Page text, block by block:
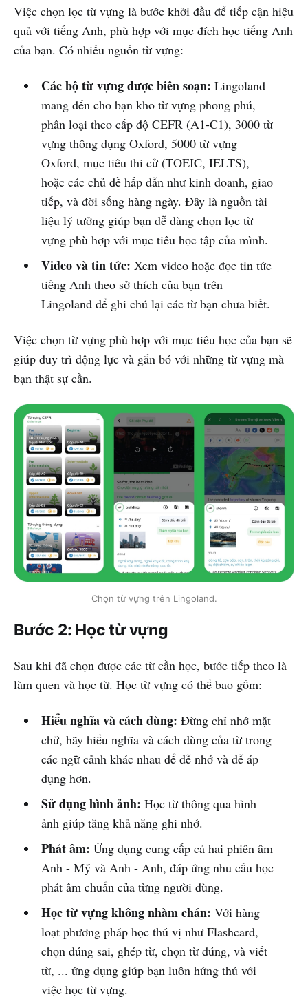
Việc chọn lọc từ vựng là bước khởi đầu để tiếp cận hiệu
quả với tiếng Anh, phù hợp với mục đích học tiếng Anh
của bạn. Có nhiều nguồn từ vựng:
Các bộ từ vựng được biên soạn: Lingoland
mang đến cho bạn kho từ vựng phong phú,
phân loại theo cấp độ CEFR (A1-C1), 3000 từ
vựng thông dụng Oxford, 5000 từ vựng
Oxford, mục tiêu thi cử (TOEIC, IELTS),
hoặc các chủ đề hấp dẫn như kinh doanh, giao
tiếp, và đời sống hàng ngày. Đây là nguồn tài
liệu lý tưởng giúp bạn dễ dàng chọn lọc từ
vựng phù hợp với mục tiêu học tập của mình.
Video và tin tức: Xem video hoặc đọc tin tức
tiếng Anh theo sở thích của bạn trên
Lingoland để ghi chú lại các từ bạn chưa biết.
Việc chọn từ vựng phù hợp với mục tiêu học của bạn sẽ
giúp duy trì động lực và gắn bó với những từ vựng mà
bạn thật sự cần.
Chọn từ vựng trên Lingoland.
Bước 2: Học từ vựng
Sau khi đã chọn được các từ cần học, bước tiếp theo là
làm quen và học từ. Học từ vựng có thể bao gồm:
Hiểu nghĩa và cách dùng: Đừng chỉ nhớ mặt
chữ, hãy hiểu nghĩa và cách dùng của từ trong
các ngữ cảnh khác nhau để dễ nhớ và dễ áp
dụng hơn.
Sử dụng hình ảnh: Học từ thông qua hình
ảnh giúp tăng khả năng ghi nhớ.
Phát âm: Ứng dụng cung cấp cả hai phiên âm
Anh - Mỹ và Anh - Anh, đáp ứng nhu cầu học
phát âm chuẩn của từng người dùng.
Học từ vựng không nhàm chán: Với hàng
loạt phương pháp học thú vị như Flashcard,
chọn đúng sai, ghép từ, chọn từ đúng, và viết
từ, ... ứng dụng giúp bạn luôn hứng thú với
việc học từ vựng.